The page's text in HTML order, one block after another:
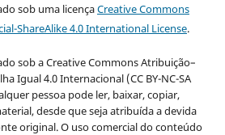
sob uma licençaCreative Commons
ShareAlike 4.0 International License.
sob a Creative Commons Atribuição–
Igual 4.0 Internacional (CC BY-NC-SA
pessoa pode ler, baixar, copiar,
desde que seja atribuída a devida
original. O uso comercial do conteúdo